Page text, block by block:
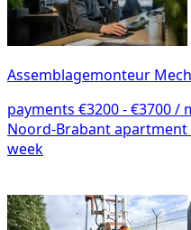
Assemblagemonteur
payments €3200 - €3700 /
Noord-Brabantapartment
week